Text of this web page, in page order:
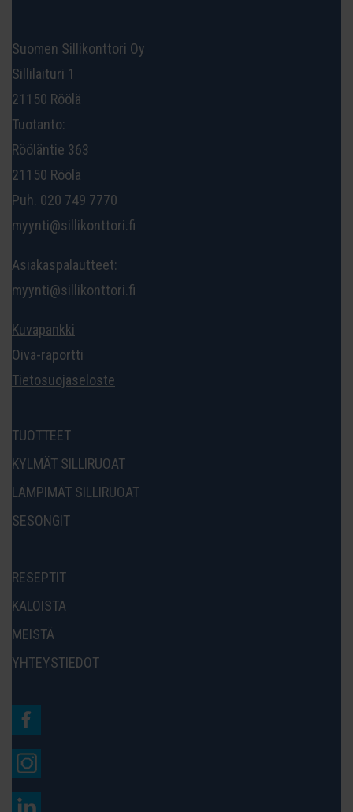
Suomen Sillikonttori Oy
Sillilaituri 1
21150 Röölä
Tuotanto:
Rööläntie 363
21150 Röölä
Puh. 020 749 7770
myynti@sillikonttori.fi
Asiakaspalautteet:
myynti@sillikonttori.fi
Kuvapankki
Oiva-raportti
Tietosuojaseloste
TUOTTEET
KYLMÄT SILLIRUOAT
LÄMPIMÄT SILLIRUOAT
SESONGIT
RESEPTIT
KALOISTA
MEISTÄ
YHTEYSTIEDOT